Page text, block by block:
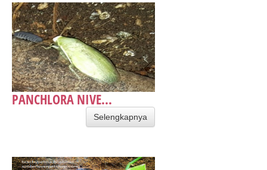
PANCHLORA NIVE...
Selengkapnya